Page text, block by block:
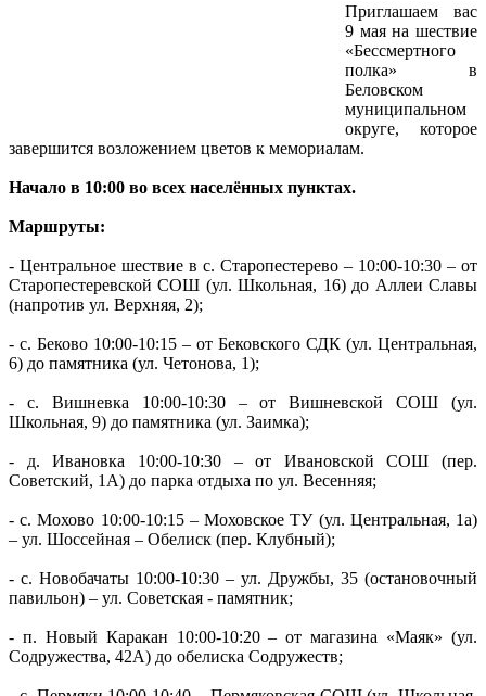
Приглашаем вас
9 мая на шествие
«Бессмертного
полка» в
Беловском
муниципальном
округе, которое
завершится возложением цветов к мемориалам.
Начало в 10:00 во всех населённых пунктах.
Маршруты:
- Центральное шествие в с. Старопестерево – 10:00-10:30 – от
Старопестеревской СОШ (ул. Школьная, 16) до Аллеи Славы
(напротив ул. Верхняя, 2);
- с. Беково 10:00-10:15 – от Бековского СДК (ул. Центральная,
6) до памятника (ул. Четонова, 1);
- с. Вишневка 10:00-10:30 – от Вишневской СОШ (ул.
Школьная, 9) до памятника (ул. Заимка);
- д. Ивановка 10:00-10:30 – от Ивановской СОШ (пер.
Советский, 1А) до парка отдыха по ул. Весенняя;
- с. Мохово 10:00-10:15 – Моховское ТУ (ул. Центральная, 1а)
– ул. Шоссейная – Обелиск (пер. Клубный);
- с. Новобачаты 10:00-10:30 – ул. Дружбы, 35 (остановочный
павильон) – ул. Советская - памятник;
- п. Новый Каракан 10:00-10:20 – от магазина «Маяк» (ул.
Содружества, 42А) до обелиска Содружеств;